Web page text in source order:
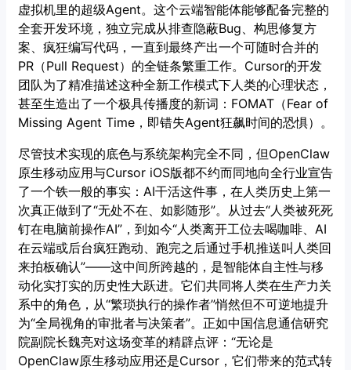
虚拟机里的超级Agent。这个云端智能体能够配备完整的
全套开发环境，独立完成从排查隐蔽Bug、构思修复方
案、疯狂编写代码，一直到最终产出一个可随时合并的
PR（Pull Request）的全链条繁重工作。Cursor的开发
团队为了精准描述这种全新工作模式下人类的心理状态，
甚至生造出了一个极具传播度的新词：FOMAT（Fear of
Missing Agent Time，即错失Agent狂飙时间的恐惧）。
尽管技术实现的底色与系统架构完全不同，但OpenClaw
原生移动应用与Cursor iOS版都不约而同地向全行业宣告
了一个铁一般的事实：AI干活这件事，在人类历史上第一
次真正做到了“无处不在、如影随形”。从过去“人类被死死
钉在电脑前操作AI”，到如今“人类离开工位去喝咖啡、AI
在云端或后台疯狂跑动、跑完之后通过手机推送叫人类回
来拍板确认”——这中间所跨越的，是智能体自主性与移
动化实打实的历史性大跃进。它们共同将人类在生产力关
系中的角色，从“繁琐执行的操作者”悄然但不可逆地提升
为“全局视角的审批者与决策者”。正如中国信息通信研究
院副院长魏亮对这场变革的精辟点评：“无论是
OpenClaw原生移动应用还是Cursor，它们带来的范式转